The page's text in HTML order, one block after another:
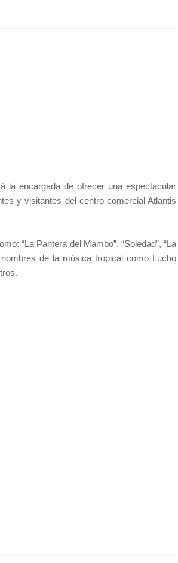
la encargada de ofrecer una espectacular
y visitantes del centro comercial Atlantis
“La Pantera del Mambo”, “Soledad”, “La
de la música tropical como Lucho